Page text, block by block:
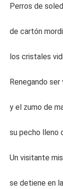
Perros de
de cartón
los cristales
Renegando
y el zumo de
su pecho lleno
Un visitante
se detiene en